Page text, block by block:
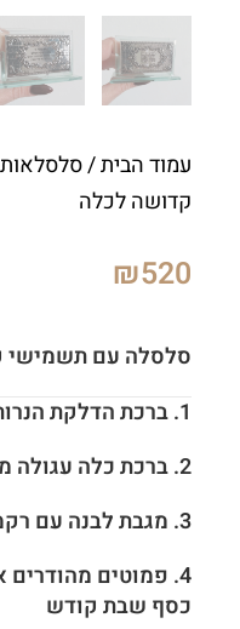
עמוד הבית/
קדושה לכלה
₪520
סלסלה עם תשמישי
1. ברכת הדלקת הנרות במסגרת מהודרת
2. ברכת כלה עגולה מהודרת עם תחרה וכתר כסוף
3. מגבת לבנה עם רקמה כסף "נטילת ידיים"
4. פמוטים
כסף שבת קודש